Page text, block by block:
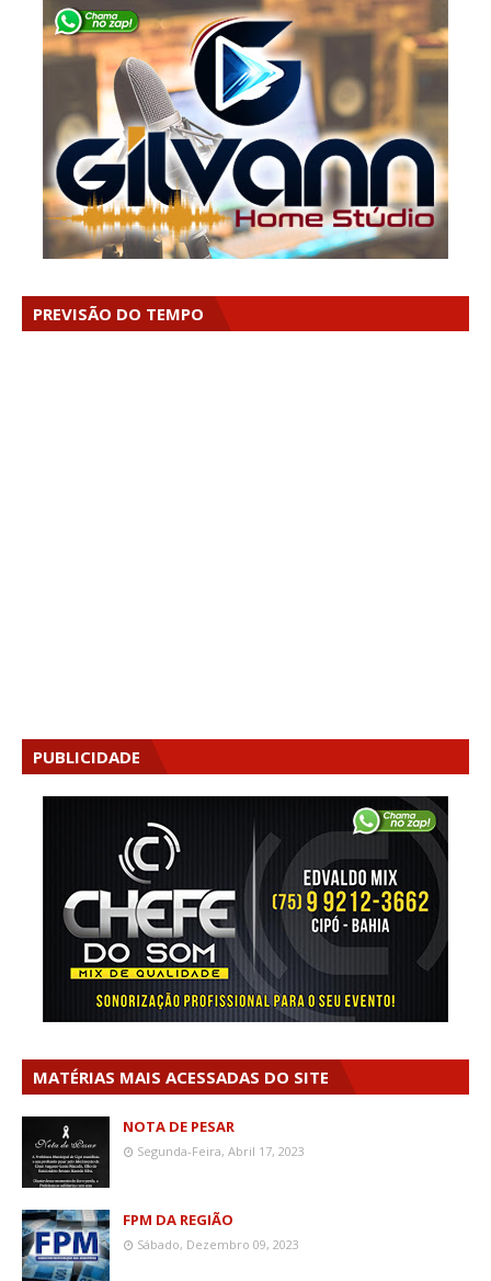
PREVISÃO DO TEMPO
PUBLICIDADE
MATÉRIAS MAIS ACESSADAS DO SITE
NOTA DE PESAR
Segunda-Feira, Abril 17, 2023
FPM DA REGIÃO
Sábado, Dezembro 09, 2023